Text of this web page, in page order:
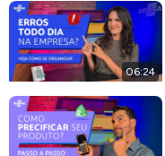
06:24